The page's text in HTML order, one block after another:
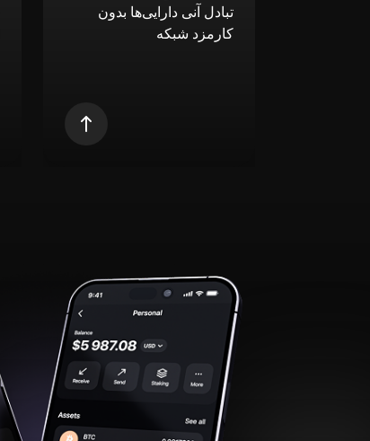
تبادل آنی دارایی‌ها بدون
کارمزد شبکه